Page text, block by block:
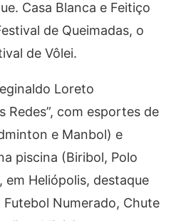
Casa Blanca e Feitiço
de Queimadas, o
de Vôlei.
Loreto
Redes”, com esportes de
e Manbol) e
piscina (Biribol, Polo
em Heliópolis, destaque
Numerado, Chute